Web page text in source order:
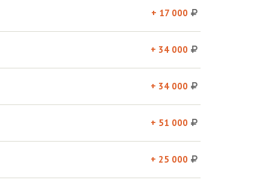
+ 17 000
+ 34 000
+ 34 000
+ 51 000
+ 25 000